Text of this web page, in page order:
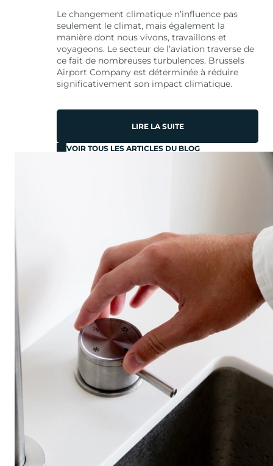
Le changement climatique n’influence pas
seulement le climat, mais également la
manière dont nous vivons, travaillons et
voyageons. Le secteur de l’aviation traverse de
ce fait de nombreuses turbulences. Brussels
Airport Company est déterminée à réduire
significativement son impact climatique.
LIRE LA SUITE
VOIR TOUS LES ARTICLES DU BLOG